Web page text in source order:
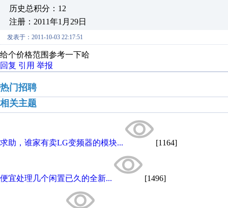
历史总积分：12
注册：2011年1月29日
发表于：2011-10-03 22:17:51
给个价格范围参考一下哈
回复 引用 举报
热门招聘
相关主题
求助，谁家有卖LG变频器的模块... [1164]
便宜处理几个闲置已久的全新... [1496]